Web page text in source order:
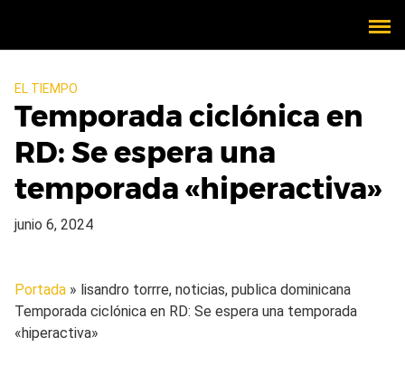
EL TIEMPO
Temporada ciclónica en
RD: Se espera una
temporada «hiperactiva»
junio 6, 2024
Portada » lisandro torrre, noticias, publica dominicana
Temporada ciclónica en RD: Se espera una temporada
«hiperactiva»